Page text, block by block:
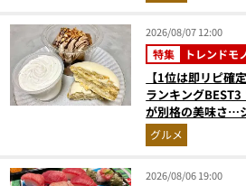
2026/08/07 12:00
特集 トレンドモ
【1位は即リピ確
ランキングBEST3
が別格の美味さ…
ラプリンまで本気
グルメ
2026/08/06 19:00